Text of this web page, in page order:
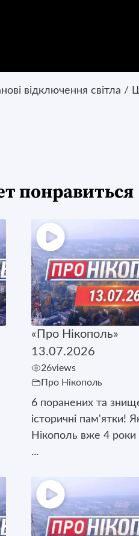
відключення світла
понравиться
«Про Нікополь»
13.07.2026
26views
Про Нікополь
6 поранених та
історичні пам'ятки!
Нікополь вже 4
...